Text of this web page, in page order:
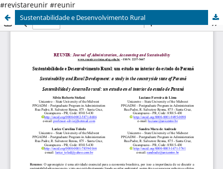
#revistareunir #reunir
Sustentabilidade e Desenvolvimento Rural